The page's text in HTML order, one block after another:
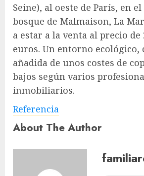
Seine), al oeste de París, en
bosque de Malmaison, La
a estar a la venta al precio de
euros. Un entorno ecológico,
añadida de unos costes de
bajos según varios
inmobiliarios.
Referencia
About The Author